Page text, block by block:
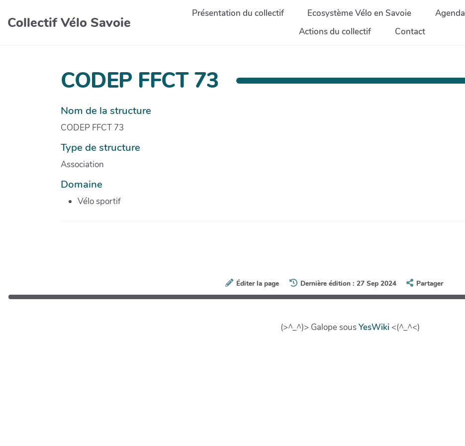
Collectif Vélo Savoie
Présentation du collectif Ecosystème Vélo en Savoie Agenda
Actions du collectif
Contact
CODEP FFCT 73
Nom de la structure
CODEP FFCT 73
Type de structure
Association
Domaine
Vélo sportif
Éditer la page Dernière édition : 27 Sep 2024 Partager
(>^_^)> Galope sousYesWiki <(^_^<)